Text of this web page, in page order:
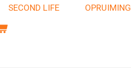
SECOND LIFE OPRUIMING